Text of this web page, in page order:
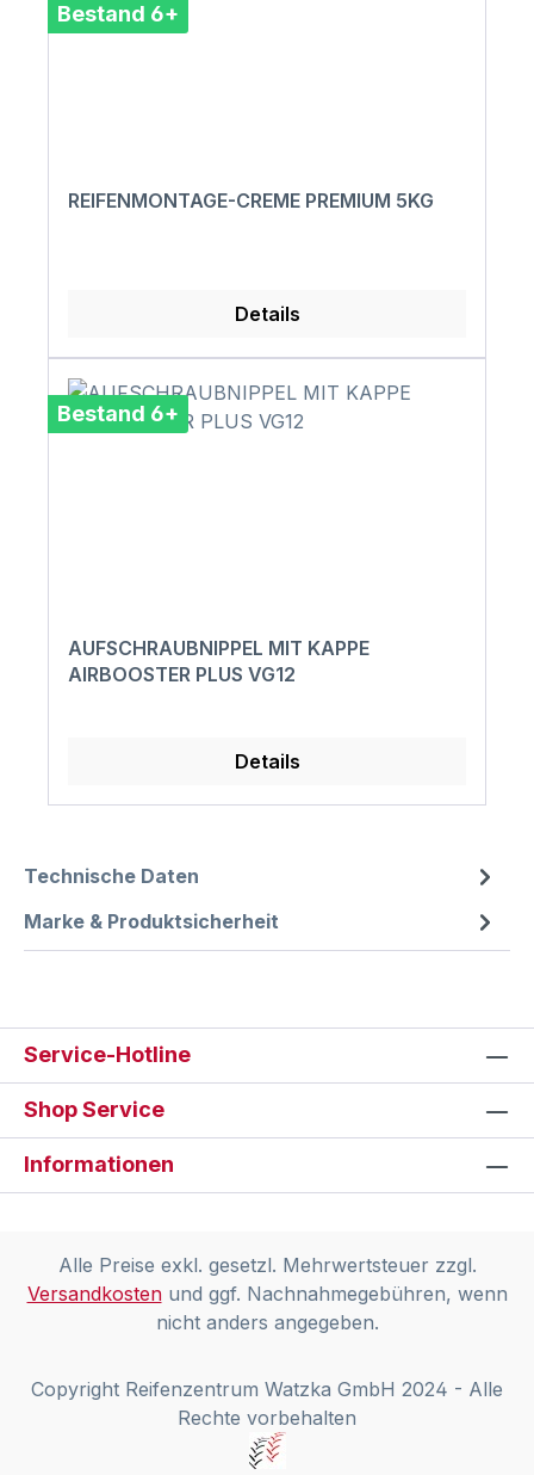
Bestand 6+
REIFENMONTAGE-CREME PREMIUM 5KG
Details
Bestand 6+
AUFSCHRAUBNIPPEL MIT KAPPE
AIRBOOSTER PLUS VG12
Details
Technische Daten
Marke & Produktsicherheit
Service-Hotline
Shop Service
Informationen
Alle Preise exkl. gesetzl. Mehrwertsteuer zzgl.
Versandkostenund ggf. Nachnahmegebühren, wenn
nicht anders angegeben.
Copyright Reifenzentrum Watzka GmbH 2024 - Alle
Rechte vorbehalten